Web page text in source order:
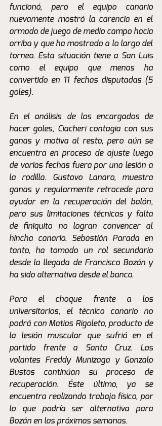
funcionó, pero el equipo canario
nuevamente mostró la carencia en el
armado de juego de medio campo hacia
arriba y que ha mostrado a lo largo del
torneo. Esta situación tiene a San Luis
como el equipo que menos ha
convertido en 11 fechas disputadas (5
goles).
En el análisis de los encargados de
hacer goles, Ciacheri contagia con sus
ganas y motiva al resto, pero aún se
encuentra en proceso de ajuste luego
de varias fechas fuera por una lesión a
la rodilla. Gustavo Lanaro, muestra
ganas y regularmente retrocede para
ayudar en la recuperación del balón,
pero sus limitaciones técnicas y falta
de finiquito no logran convencer al
hincha canario. Sebastián Parada en
tanto, ha tomado un rol secundario
desde la llegada de Francisco Bozán y
ha sido alternativa desde el banco.
Para el choque frente a los
universitarios, el técnico canario no
podrá con Matias Rigoleto, producto de
la lesión muscular que sufrió en el
partido frente a Santa Cruz. Los
volantes Freddy Munizaga y Gonzalo
Bustos continúan su proceso de
recuperación. Éste último, ya se
encuentra realizando trabajo físico, por
lo que podría ser alternativa para
Bozán en las próximas semanas.